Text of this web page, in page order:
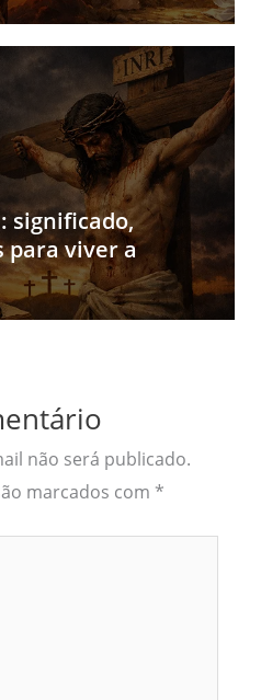
significado,
para viver a
não será publicado.
marcados com *